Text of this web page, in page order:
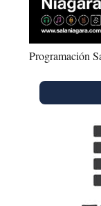
Programación